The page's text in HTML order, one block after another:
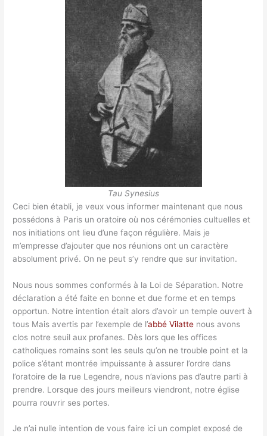
Tau Synesius
Ceci bien établi, je veux vous informer maintenant que nous
possédons à Paris un oratoire où nos cérémonies cultuelles et
nos initiations ont lieu d’une façon régulière. Mais je
m’empresse d’ajouter que nos réunions ont un caractère
absolument privé. On ne peut s’y rendre que sur invitation.
Nous nous sommes conformés à la Loi de Séparation. Notre
déclaration a été faite en bonne et due forme et en temps
opportun. Notre intention était alors d’avoir un temple ouvert à
tous Mais avertis par l’exemple de l’abbé Vilatte nous avons
clos notre seuil aux profanes. Dès lors que les offices
catholiques romains sont les seuls qu’on ne trouble point et la
police s’étant montrée impuissante à assurer l’ordre dans
l’oratoire de la rue Legendre, nous n’avions pas d’autre parti à
prendre. Lorsque des jours meilleurs viendront, notre église
pourra rouvrir ses portes.
Je n’ai nulle intention de vous faire ici un complet exposé de